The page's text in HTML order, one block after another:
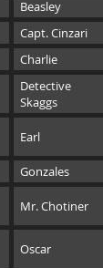
Beasley
Capt. Cinzari
Charlie
Detective
Skaggs
Earl
Gonzales
Mr. Chotiner
Oscar